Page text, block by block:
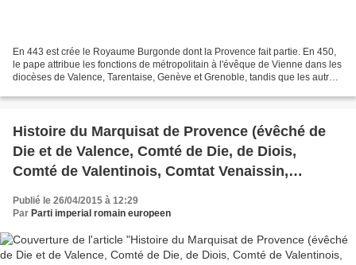
En 443 est crée le Royaume Burgonde dont la Provence fait partie. En 450,
le pape attribue les fonctions de métropolitain à l'évêque de Vienne dans les
diocèses de Valence, Tarentaise, Genève et Grenoble, tandis que les autres
Histoire du Marquisat de Provence (évêché de
Die et de Valence, Comté de Die, de Diois,
Comté de Valentinois, Comtat Venaissin,
Avignon, Comté-Principauté d’Orange)
Publié le 26/04/2015 à 12:29
Par Parti imperial romain europeen